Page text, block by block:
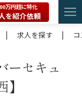
万円超に特化
を紹介依頼
| 求人を探す |
ーセキュ